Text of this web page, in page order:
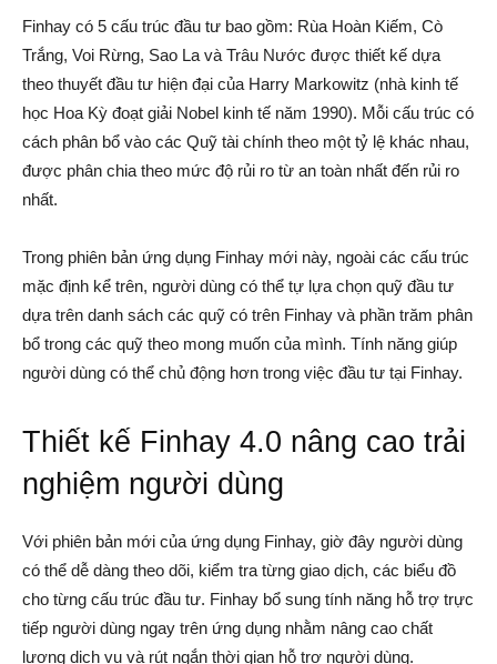
Finhay có 5 cấu trúc đầu tư bao gồm: Rùa Hoàn Kiếm, Cò
Trắng, Voi Rừng, Sao La và Trâu Nước được thiết kế dựa
theo thuyết đầu tư hiện đại của Harry Markowitz (nhà kinh tế
học Hoa Kỳ đoạt giải Nobel kinh tế năm 1990). Mỗi cấu trúc có
cách phân bổ vào các Quỹ tài chính theo một tỷ lệ khác nhau,
được phân chia theo mức độ rủi ro từ an toàn nhất đến rủi ro
nhất.
Trong phiên bản ứng dụng Finhay mới này, ngoài các cấu trúc
mặc định kể trên, người dùng có thể tự lựa chọn quỹ đầu tư
dựa trên danh sách các quỹ có trên Finhay và phần trăm phân
bổ trong các quỹ theo mong muốn của mình. Tính năng giúp
người dùng có thể chủ động hơn trong việc đầu tư tại Finhay.
Thiết kế Finhay 4.0 nâng cao trải
nghiệm người dùng
Với phiên bản mới của ứng dụng Finhay, giờ đây người dùng
có thể dễ dàng theo dõi, kiểm tra từng giao dịch, các biểu đồ
cho từng cấu trúc đầu tư. Finhay bổ sung tính năng hỗ trợ trực
tiếp người dùng ngay trên ứng dụng nhằm nâng cao chất
lượng dịch vụ và rút ngắn thời gian hỗ trợ người dùng.